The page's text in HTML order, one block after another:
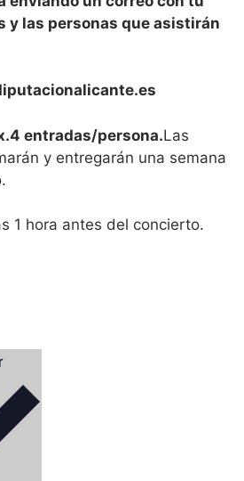
y las personas que asistirán
entradas/persona.Las
y entregarán una semana
1 hora antes del concierto.